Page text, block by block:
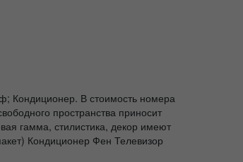
Кондиционер. В стоимость номера
пространства приносит
гамма, стилистика, декор имеют
Кондиционер Фен Телевизор